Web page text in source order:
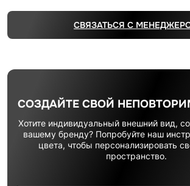
СВЯЗАТЬСЯ С
СОЗДАЙТЕ СВОЙ
Хотите индивидуальный внешний вид,
вашему бренду? Попробуйте наш
цвета, чтобы персонализировать
пространство.